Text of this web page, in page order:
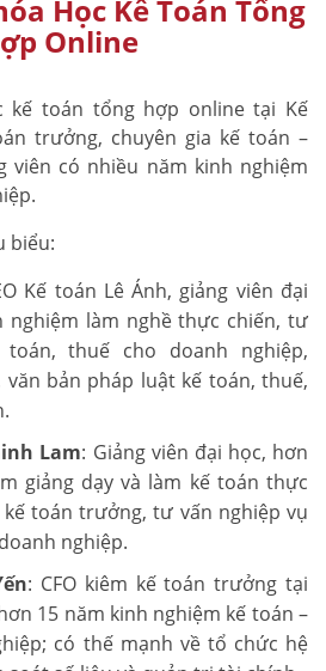
Học Kế Toán Tổng
Online
kế toán tổng hợp online tại Kế
trưởng, chuyên gia kế toán –
viên có nhiều năm kinh nghiệm
biểu:
Kế toán Lê Ánh, giảng viên đại
nghiệm làm nghề thực chiến, tư
thuế cho doanh nghiệp,
bản pháp luật kế toán, thuế,
Lam: Giảng viên đại học, hơn
giảng dạy và làm kế toán thực
toán trưởng, tư vấn nghiệp vụ
nghiệp.
: CFO kiêm kế toán trưởng tại
15 năm kinh nghiệm kế toán –
có thế mạnh về tổ chức hệ